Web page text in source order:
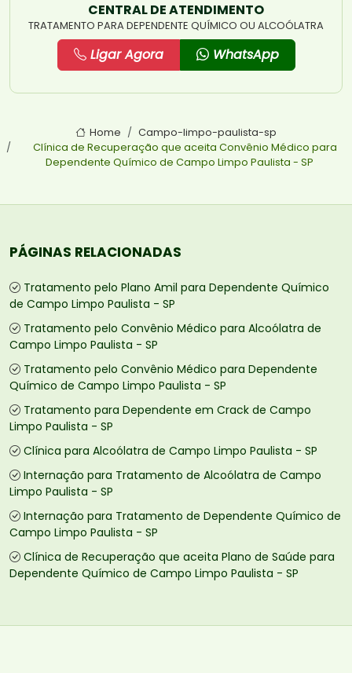
CENTRAL DE ATENDIMENTO
TRATAMENTO PARA DEPENDENTE QUÍMICO OU ALCOÓLATRA
Ligar Agora WhatsApp
Home
Campo-limpo-paulista-sp
Clínica de Recuperação que aceita Convênio Médico para
Dependente Químico de Campo Limpo Paulista - SP
PÁGINAS RELACIONADAS
Tratamento pelo Plano Amil para Dependente Químico
de Campo Limpo Paulista - SP
Tratamento pelo Convênio Médico para Alcoólatra de
Campo Limpo Paulista - SP
Tratamento pelo Convênio Médico para Dependente
Químico de Campo Limpo Paulista - SP
Tratamento para Dependente em Crack de Campo
Limpo Paulista - SP
Clínica para Alcoólatra de Campo Limpo Paulista - SP
Internação para Tratamento de Alcoólatra de Campo
Limpo Paulista - SP
Internação para Tratamento de Dependente Químico de
Campo Limpo Paulista - SP
Clínica de Recuperação que aceita Plano de Saúde para
Dependente Químico de Campo Limpo Paulista - SP